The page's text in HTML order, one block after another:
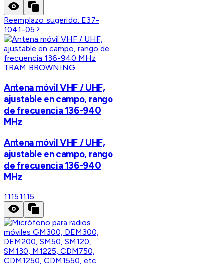
Reemplazo sugerido: E37-
1041-05
TRAM BROWNING
Antena móvil VHF / UHF,
ajustable en campo, rango
de frecuencia 136-940
MHz
Antena móvil VHF / UHF,
ajustable en campo, rango
de frecuencia 136-940
MHz
11151115